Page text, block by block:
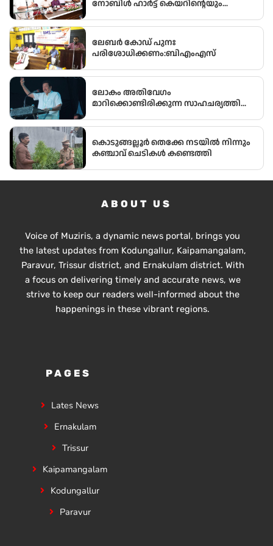
നോബിൾ ഹാർട്ട് കെയറിന്റെയും
കെയറിൻ്റെ നവീകരിച്ച കാത്ത് ലാബിൻ്റെ
ഉദ്ഘാടനം മന്ത്രി ഒ ജെ ജനീഷ്
നിർവ്വഹിച്ചു.
ലേബർ കോഡ് പുനഃ
പരിശോധിക്കണം:ബിഎംഎസ്
ലോകം അതിവേഗം
മാറിക്കൊണ്ടിരിക്കുന്ന സാഹചര്യത്തിൽ
വിദ്യാഭ്യാസം സ്കൂൾ തലത്തിൽ തന്നെ
വിദ്യാർഥികൾക്ക് ലഭ്യമാക്കുകയാണ്
സർക്കാരിന്റെ ലക്ഷ്യമെന്ന് സംസ്ഥാന
വിദ്യാഭ്യാസ മന്ത്രി അഡ്വ.എൻ. ഷംസുദ്ദീൻ
കൊടുങ്ങല്ലൂർ തെക്കേ നടയിൽ നിന്നും
കഞ്ചാവ് ചെടികൾ കണ്ടെത്തി
ABOUT US
Voice of Muziris, a dynamic news portal, brings you
the latest updates from Kodungallur, Kaipamangalam,
Paravur, Trissur district, and Ernakulam district. With
a focus on delivering timely and accurate news, we
strive to keep our readers well-informed about the
happenings in these vibrant regions.
PAGES
Lates News
Ernakulam
Trissur
Kaipamangalam
Kodungallur
Paravur